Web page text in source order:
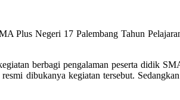
Plus Negeri 17 Palembang Tahun
berbagi pengalaman peserta didik
dibukanya kegiatan tersebut.